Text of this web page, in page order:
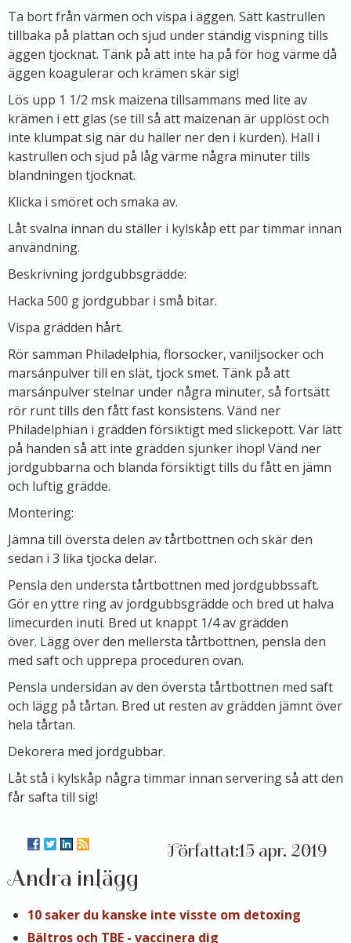
Ta bort från värmen och vispa i äggen. Sätt kastrullen
tillbaka på plattan och sjud under ständig vispning tills
äggen tjocknat. Tänk på att inte ha på för hög värme då
äggen koagulerar och krämen skär sig!
Lös upp 1 1/2 msk maizena tillsammans med lite av
krämen i ett glas (se till så att maizenan är upplöst och
inte klumpat sig när du häller ner den i kurden). Häll i
kastrullen och sjud på låg värme några minuter tills
blandningen tjocknat.
Klicka i smöret och smaka av.
Låt svalna innan du ställer i kylskåp ett par timmar innan
användning.
Beskrivning jordgubbsgrädde:
Hacka 500 g jordgubbar i små bitar.
Vispa grädden hårt.
Rör samman Philadelphia, florsocker, vaniljsocker och
marsánpulver till en slät, tjock smet. Tänk på att
marsánpulver stelnar under några minuter, så fortsätt
rör runt tills den fått fast konsistens. Vänd ner
Philadelphian i grädden försiktigt med slickepott. Var lätt
på handen så att inte grädden sjunker ihop! Vänd ner
jordgubbarna och blanda försiktigt tills du fått en jämn
och luftig grädde.
Montering:
Jämna till översta delen av tårtbottnen och skär den
sedan i 3 lika tjocka delar.
Pensla den understa tårtbottnen med jordgubbssaft.
Gör en yttre ring av jordgubbsgrädde och bred ut halva
limecurden inuti. Bred ut knappt 1/4 av grädden
över. Lägg över den mellersta tårtbottnen, pensla den
med saft och upprepa proceduren ovan.
Pensla undersidan av den översta tårtbottnen med saft
och lägg på tårtan. Bred ut resten av grädden jämnt över
hela tårtan.
Dekorera med jordgubbar.
Låt stå i kylskåp några timmar innan servering så att den
får safta till sig!
15 apr. 2019
Andra inlägg
10 saker du kanske inte visste om detoxing
Bältros och TBE - vaccinera dig